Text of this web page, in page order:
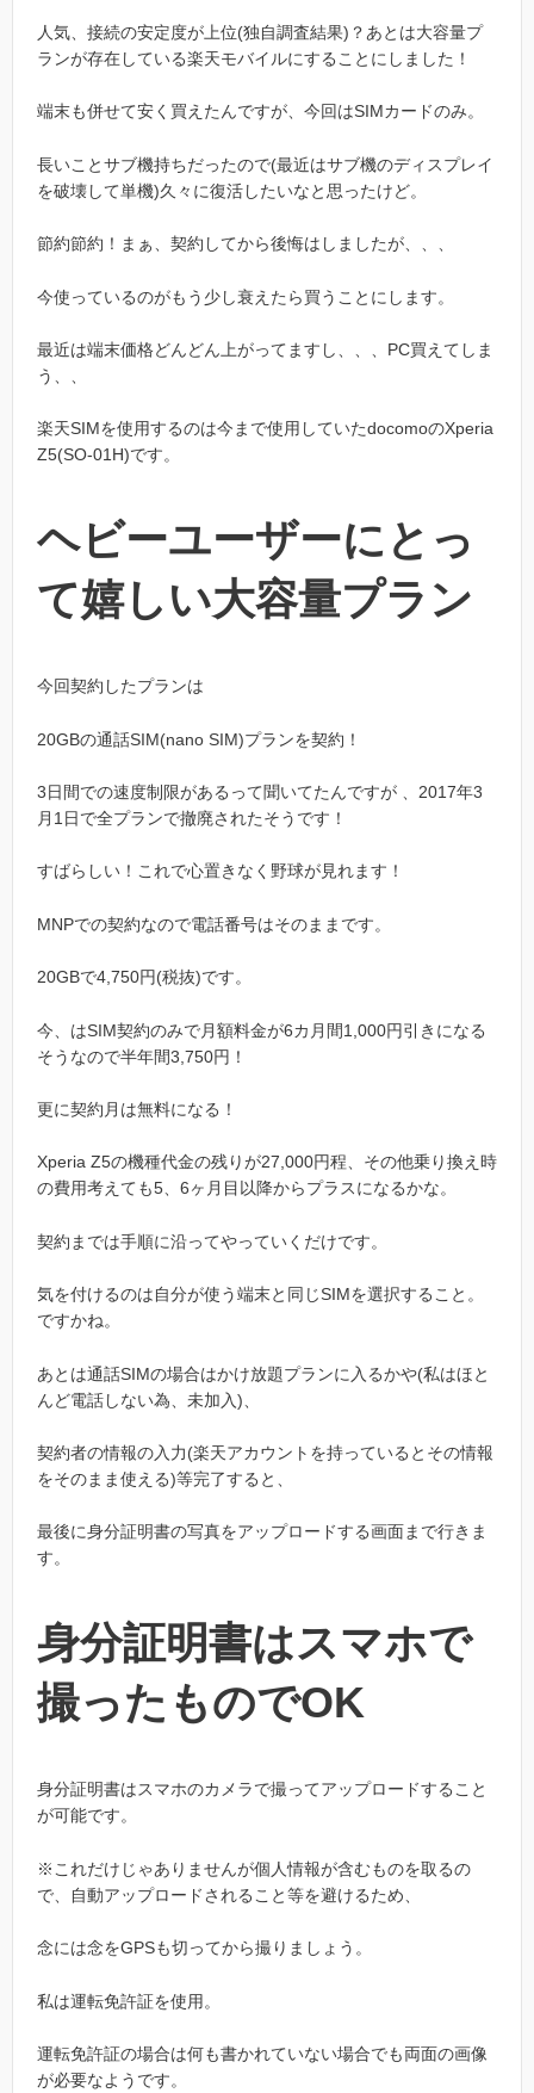
人気、接続の安定度が上位(独自調査結果)？あとは大容量プ
ランが存在している楽天モバイルにすることにしました！
端末も併せて安く買えたんですが、今回はSIMカードのみ。
長いことサブ機持ちだったので(最近はサブ機のディスプレイ
を破壊して単機)久々に復活したいなと思ったけど。
節約節約！まぁ、契約してから後悔はしましたが、、、
今使っているのがもう少し衰えたら買うことにします。
最近は端末価格どんどん上がってますし、、、PC買えてしま
う、、
楽天SIMを使用するのは今まで使用していたdocomoのXperia
Z5(SO-01H)です。
ヘビーユーザーにとっ
て嬉しい大容量プラン
今回契約したプランは
20GBの通話SIM(nano SIM)プランを契約！
3日間での速度制限があるって聞いてたんですが 、2017年3
月1日で全プランで撤廃されたそうです！
すばらしい！これで心置きなく野球が見れます！
MNPでの契約なので電話番号はそのままです。
20GBで4,750円(税抜)です。
今、はSIM契約のみで月額料金が6カ月間1,000円引きになる
そうなので半年間3,750円！
更に契約月は無料になる！
Xperia Z5の機種代金の残りが27,000円程、その他乗り換え時
の費用考えても5、6ヶ月目以降からプラスになるかな。
契約までは手順に沿ってやっていくだけです。
気を付けるのは自分が使う端末と同じSIMを選択すること。
ですかね。
あとは通話SIMの場合はかけ放題プランに入るかや(私はほと
んど電話しない為、未加入)、
契約者の情報の入力(楽天アカウントを持っているとその情報
をそのまま使える)等完了すると、
最後に身分証明書の写真をアップロードする画面まで行きま
す。
身分証明書はスマホで
撮ったものでOK
身分証明書はスマホのカメラで撮ってアップロードすること
が可能です。
※これだけじゃありませんが個人情報が含むものを取るの
で、自動アップロードされること等を避けるため、
念には念をGPSも切ってから撮りましょう。
私は運転免許証を使用。
運転免許証の場合は何も書かれていない場合でも両面の画像
が必要なようです。